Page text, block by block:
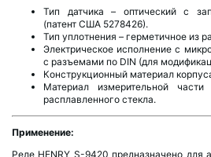
Тип датчика – оптический с
(патент США 5278426).
Тип уплотнения – герметичное из
Электрическое исполнение с
с разъемами по DIN (для
Конструкционный материал
Материал измерительной
расплавленного стекла.
Применение:
Реле HENRY S-9420 предназначено для